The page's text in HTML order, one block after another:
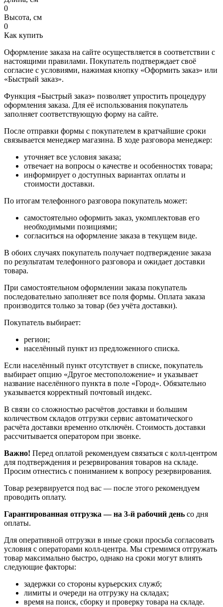
0
Высота, см
0
Как купить
Оформление заказа на сайте осуществляется в соответствии с
настоящими правилами. Покупатель подтверждает своё
согласие с условиями, нажимая кнопку «Оформить заказ» или
«Быстрый заказ».
Функция «Быстрый заказ» позволяет упростить процедуру
оформления заказа. Для её использования покупатель
заполняет соответствующую форму на сайте.
После отправки формы с покупателем в кратчайшие сроки
связывается менеджер магазина. В ходе разговора менеджер:
уточняет все условия заказа;
отвечает на вопросы о качестве и особенностях товара;
информирует о доступных вариантах оплаты и
стоимости доставки.
По итогам телефонного разговора покупатель может:
самостоятельно оформить заказ, укомплектовав его
необходимыми позициями;
согласиться на оформление заказа в текущем виде.
В обоих случаях покупатель получает подтверждение заказа
по результатам телефонного разговора и ожидает доставки
товара.
При самостоятельном оформлении заказа покупатель
последовательно заполняет все поля формы. Оплата заказа
производится только за товар (без учёта доставки).
Покупатель выбирает:
регион;
населённый пункт из предложенного списка.
Если населённый пункт отсутствует в списке, покупатель
выбирает опцию «Другое местоположение» и указывает
название населённого пункта в поле «Город». Обязательно
указывается корректный почтовый индекс.
В связи со сложностью расчётов доставки и большим
количеством складов отгрузки сервис автоматического
расчёта доставки временно отключён. Стоимость доставки
рассчитывается оператором при звонке.
Важно! Перед оплатой рекомендуем связаться с колл‑центром
для подтверждения и резервирования товаров на складе.
Просим отнестись с пониманием к вопросу резервирования.
Товар резервируется под вас — после этого рекомендуем
проводить оплату.
Гарантированная отгрузка — на 3‑й рабочий день со дня
оплаты.
Для оперативной отгрузки в иные сроки просьба согласовать
условия с операторами колл‑центра. Мы стремимся отгружать
товар максимально быстро, однако на сроки могут влиять
следующие факторы:
задержки со стороны курьерских служб;
лимиты и очереди на отгрузку на складах;
время на поиск, сборку и проверку товара на складе.